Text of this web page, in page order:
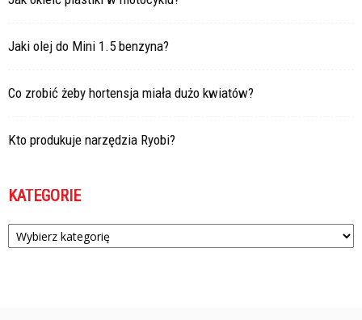
Jaki olej do Mini 1.5 benzyna?
Co zrobić żeby hortensja miała dużo kwiatów?
Kto produkuje narzędzia Ryobi?
KATEGORIE
Kategorie